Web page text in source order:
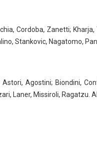
Cordoba, Zanetti; Kharja,
Stankovic, Nagatomo,
Agostini; Biondini,
Laner, Missiroli, Ragatzu.